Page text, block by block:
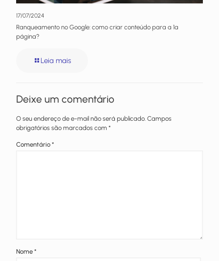
17/07/2024
Ranqueamento no Google: como criar conteúdo para a 1ª
página?
Leia mais
Deixe um comentário
O seu endereço de e-mail não será publicado. Campos
obrigatórios são marcados com *
Comentário *
Nome *